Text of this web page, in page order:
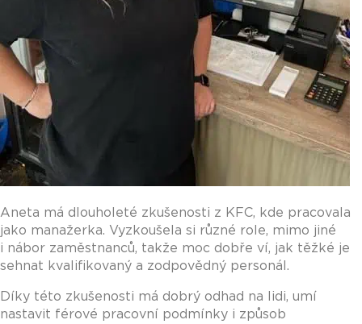
Aneta má dlouholeté zkušenosti z KFC, kde pracovala
jako manažerka. Vyzkoušela si různé role, mimo jiné
i nábor zaměstnanců, takže moc dobře ví, jak těžké je
sehnat kvalifikovaný a zodpovědný personál.
Díky této zkušenosti má dobrý odhad na lidi, umí
nastavit férové pracovní podmínky i způsob